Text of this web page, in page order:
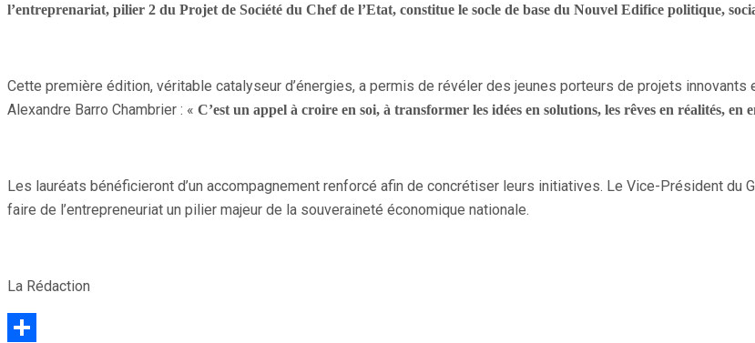
l’entreprenariat, pilier 2 du Projet de Société du Chef de l’Etat, constitue le socle de base du Nouvel Edifice politique,
Cette première édition, véritable catalyseur d’énergies, a permis de révéler des jeunes porteurs de projets innovants
Alexandre Barro Chambrier : « C’est un appel à croire en soi, à transformer les idées en solutions, les rêves en réalités,
Les lauréats bénéficieront d’un accompagnement renforcé afin de concrétiser leurs initiatives. Le Vice-Président du
faire de l’entrepreneuriat un pilier majeur de la souveraineté économique nationale.
La Rédaction